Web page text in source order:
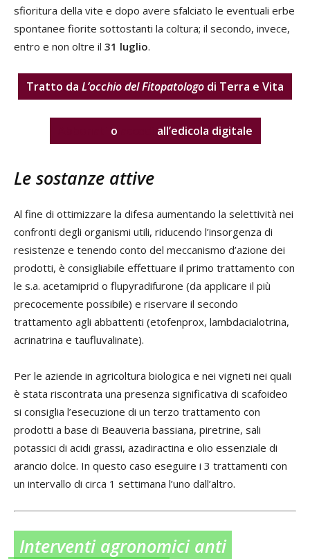
sfioritura della vite e dopo avere sfalciato le eventuali erbe
spontanee fiorite sottostanti la coltura; il secondo, invece,
entro e non oltre il 31 luglio.
Tratto da L’occhio del Fitopatologo di Terra e Vita
o all’edicola digitale
Le sostanze attive
Al fine di ottimizzare la difesa aumentando la selettività nei
confronti degli organismi utili, riducendo l’insorgenza di
resistenze e tenendo conto del meccanismo d’azione dei
prodotti, è consigliabile effettuare il primo trattamento con
le s.a. acetamiprid o flupyradifurone (da applicare il più
precocemente possibile) e riservare il secondo
trattamento agli abbattenti (etofenprox, lambdacialotrina,
acrinatrina e taufluvalinate).
Per le aziende in agricoltura biologica e nei vigneti nei quali
è stata riscontrata una presenza significativa di scafoideo
si consiglia l’esecuzione di un terzo trattamento con
prodotti a base di Beauveria bassiana, piretrine, sali
potassici di acidi grassi, azadiractina e olio essenziale di
arancio dolce. In questo caso eseguire i 3 trattamenti con
un intervallo di circa 1 settimana l’uno dall’altro.
Interventi agronomici anti